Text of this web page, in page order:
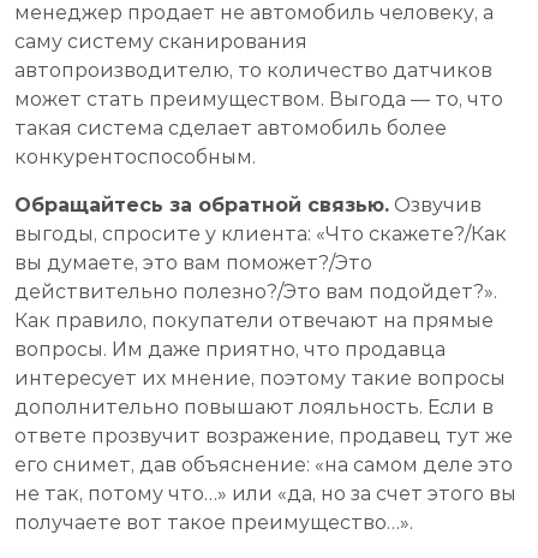
менеджер продает не автомобиль человеку, а
саму систему сканирования
автопроизводителю, то количество датчиков
может стать преимуществом. Выгода — то, что
такая система сделает автомобиль более
конкурентоспособным.
Обращайтесь за обратной связью. Озвучив
выгоды, спросите у клиента: «Что скажете?/Как
вы думаете, это вам поможет?/Это
действительно полезно?/Это вам подойдет?».
Как правило, покупатели отвечают на прямые
вопросы. Им даже приятно, что продавца
интересует их мнение, поэтому такие вопросы
дополнительно повышают лояльность. Если в
ответе прозвучит возражение, продавец тут же
его снимет, дав объяснение: «на самом деле это
не так, потому что…» или «да, но за счет этого вы
получаете вот такое преимущество…».